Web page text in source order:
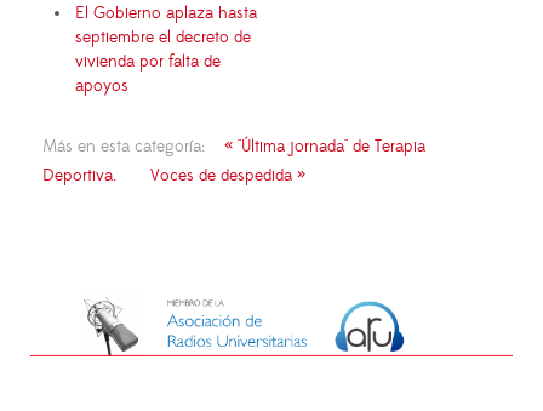
El Gobierno aplaza hasta
septiembre el decreto de
vivienda por falta de
apoyos
Más en esta categoría:
« "Última jornada" de Terapia
Deportiva.
Voces de despedida »